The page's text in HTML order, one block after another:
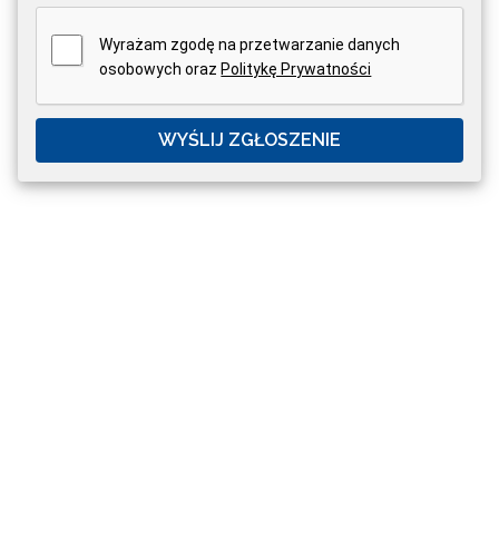
Wyrażam zgodę na przetwarzanie danych
osobowych oraz Politykę Prywatności
WYŚLIJ ZGŁOSZENIE